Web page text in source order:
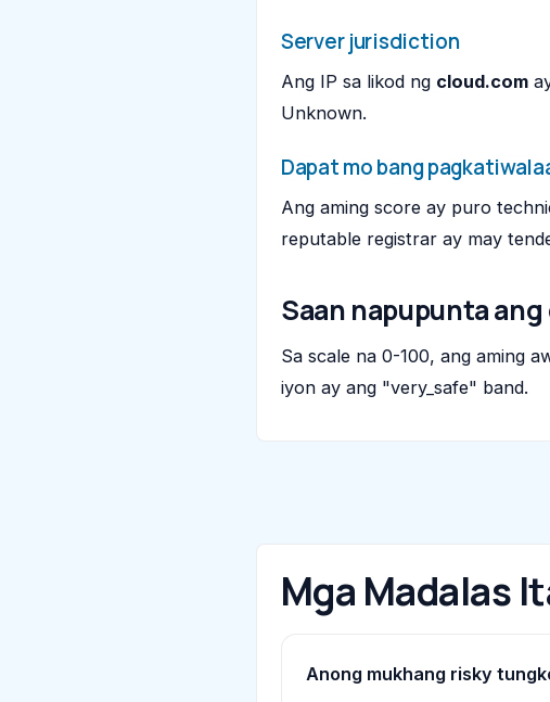
Server jurisdiction
Ang IP sa likod ng cloud.com
Unknown.
Dapat mo bang
Ang aming score ay puro
reputable registrar ay may
Saan napupunta
Sa scale na 0-100, ang aming
iyon ay ang "very_safe" band.
Mga Madalas
Anong mukhang risky